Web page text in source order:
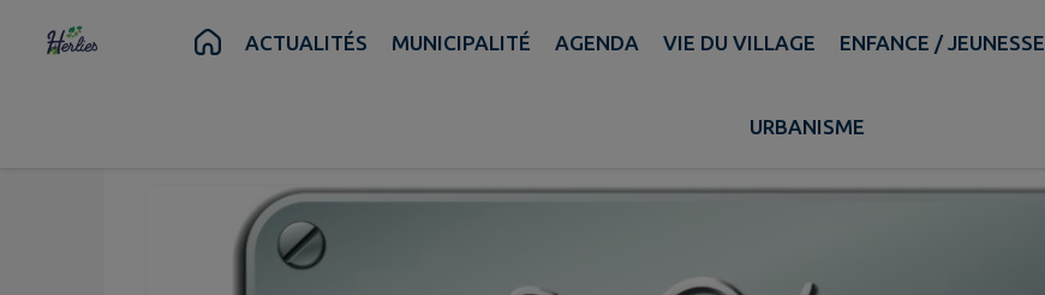
Contenu Menu Recherche Pied de page
ACTUALITÉS MUNICIPALITÉ AGENDA VIE DU VILLAGE ENFANCE / JEUNESSE
URBANISME
Atelier 119